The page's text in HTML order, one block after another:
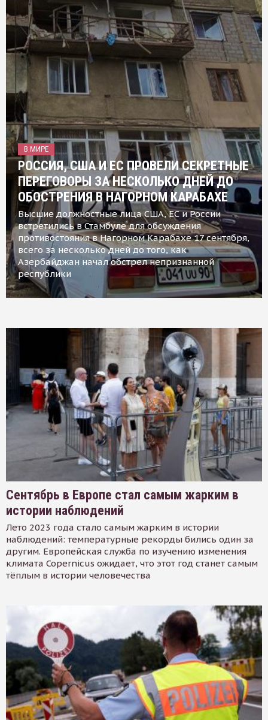
В МИРЕ
РОССИЯ, США И ЕС ПРОВЕЛИ СЕКРЕТНЫЕ
ПЕРЕГОВОРЫ ЗА НЕСКОЛЬКО ДНЕЙ ДО
ОБОСТРЕНИЯ В НАГОРНОМ КАРАБАХЕ
Высшие должностные лица США, ЕС и России
встретились в Стамбуле для обсуждения
противостояния в Нагорном Карабахе 17 сентября,
всего за несколько дней до того, как
Азербайджан начал обстрел непризнанной
республики
Сентябрь в Европе стал самым жарким в
истории наблюдений
Лето 2023 года стало самым жарким в истории
наблюдений: температурные рекорды бились один за
другим. Европейская служба по изучению изменения
климата Copernicus ожидает, что этот год станет самым
тёплым в истории человечества